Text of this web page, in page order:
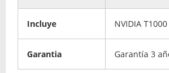
Incluye NVIDIA
Garantia Garantía 3